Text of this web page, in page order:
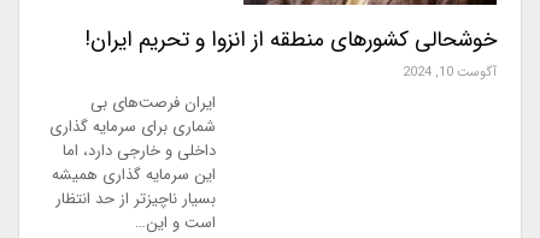
خوشحالی کشورهای منطقه از انزوا و تحریم ایران!
آگوست 10, 2024
ایران فرصت‌های بی
شماری برای سرمایه گذاری
داخلی و خارجی دارد، اما
این سرمایه گذاری همیشه
بسیار ناچیزتر از حد انتظار
است و این…